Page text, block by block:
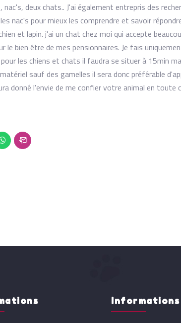
nac's, deux chats.. J'ai également entrepris des
nac's pour mieux les comprendre et savoir
et lapin. j'ai un chat chez moi qui accepte
bien être de mes pensionnaires. Je fais
les chiens et chats il faudra se situer à 15min
sauf des gamelles il sera donc préférable
donné l'envie de me confier votre animal en toute